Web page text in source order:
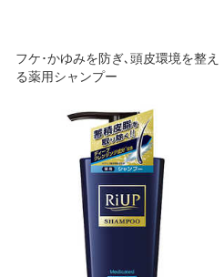
フケ･かゆみを防ぎ､頭皮環境を整え
る薬用シャンプー